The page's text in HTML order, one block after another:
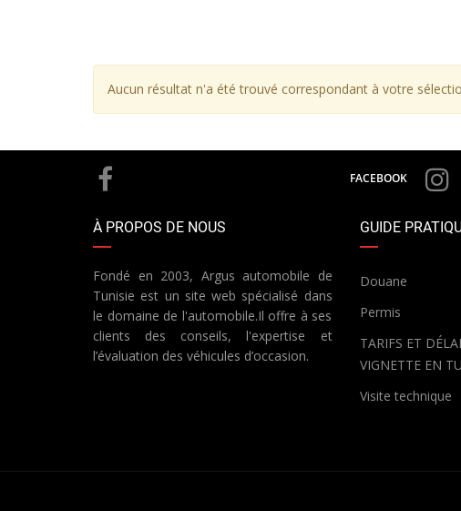
Aucun résultat n'a été trouvé correspondant à votre
FACEBOOK
À PROPOS DE NOUS
Fondé en 2003, Argus automobile de
Tunisie est un site web spécialisé dans
le domaine de l'automobile.Il offre à ses
clients des conseils, l'expertise et
l’évaluation des véhicules d’occasion.
GUIDE
Douane
Permis
TARIFS ET
VIGNETTE EN
Visite technique